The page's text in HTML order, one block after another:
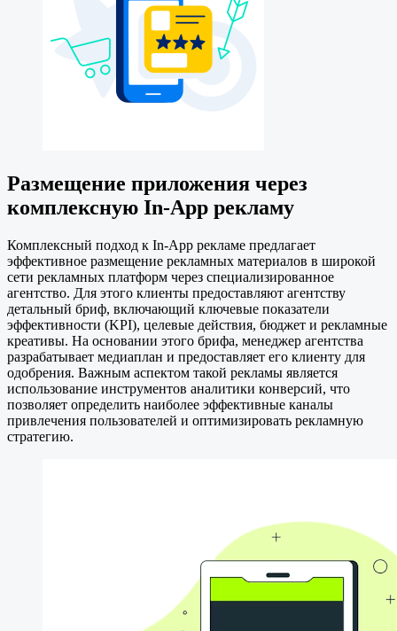
Размещение приложения через
комплексную In-App рекламу
Комплексный подход к In-App рекламе предлагает
эффективное размещение рекламных материалов в широкой
сети рекламных платформ через специализированное
агентство. Для этого клиенты предоставляют агентству
детальный бриф, включающий ключевые показатели
эффективности (KPI), целевые действия, бюджет и рекламные
креативы. На основании этого брифа, менеджер агентства
разрабатывает медиаплан и предоставляет его клиенту для
одобрения. Важным аспектом такой рекламы является
использование инструментов аналитики конверсий, что
позволяет определить наиболее эффективные каналы
привлечения пользователей и оптимизировать рекламную
стратегию.